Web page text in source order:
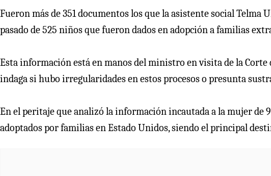
Fueron más de 351 documentos los que la asistente social Telma
pasado de 525 niños que fueron dados en adopción a familias
Esta información está en manos del ministro en visita de la
indaga si hubo irregularidades en estos procesos o presunta
En el peritaje que analizó la información incautada a la mujer de
adoptados por familias en Estado Unidos, siendo el principal